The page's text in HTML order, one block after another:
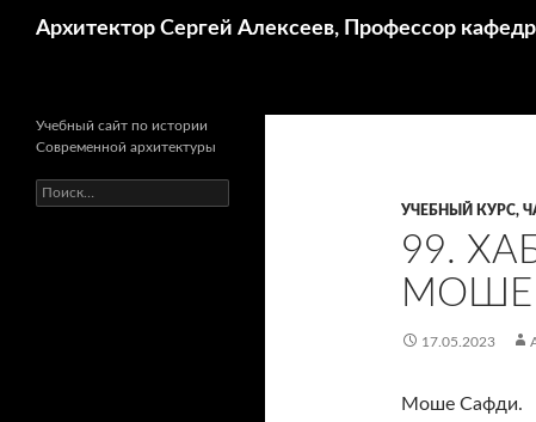
Архитектор Сергей Алексеев, Профессор
УЧЕБНЫЙ КУРС,
99.
МОШЕ
17.05.2023
Моше Сафди.
Учебный сайт по истории
Современной архитектуры
Найти: